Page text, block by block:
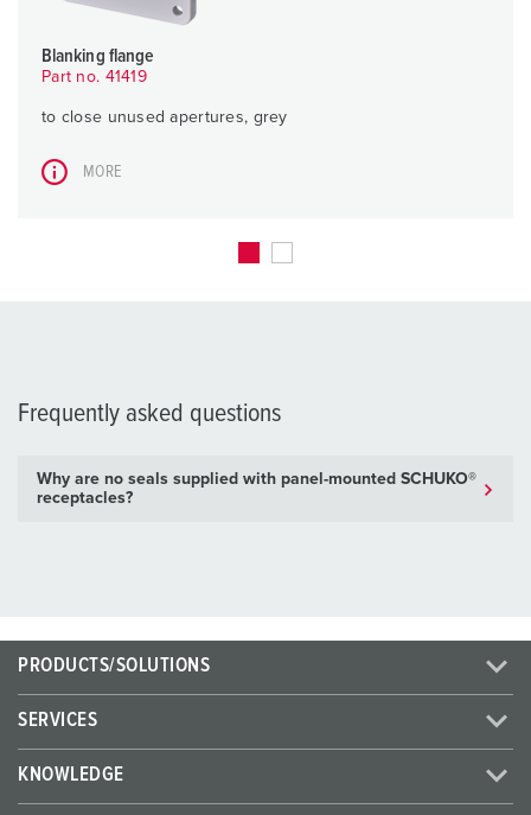
Blanking flange
Part no. 41419
to close unused apertures, grey
MORE
Frequently asked questions
Why are no seals supplied with panel-mounted SCHUKO®
receptacles?
PRODUCTS/SOLUTIONS
SERVICES
KNOWLEDGE